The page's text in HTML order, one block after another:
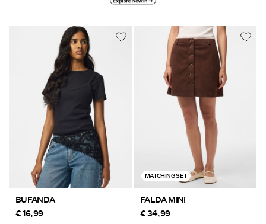
BUFANDA
€ 16,99
MATCHING SET
FALDA MINI
€ 34,99